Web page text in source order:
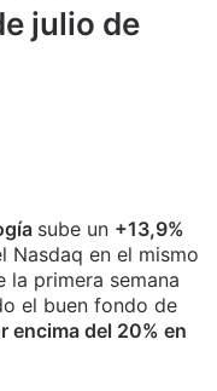
julio de
sube un +13,9%
Nasdaq en el mismo
la primera semana
el buen fondo de
encima del 20% en